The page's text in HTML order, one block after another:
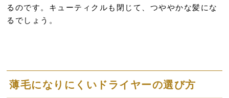
るのです。キューティクルも閉じて、つややかな髪にな
るでしょう。
薄毛になりにくいドライヤーの選び方